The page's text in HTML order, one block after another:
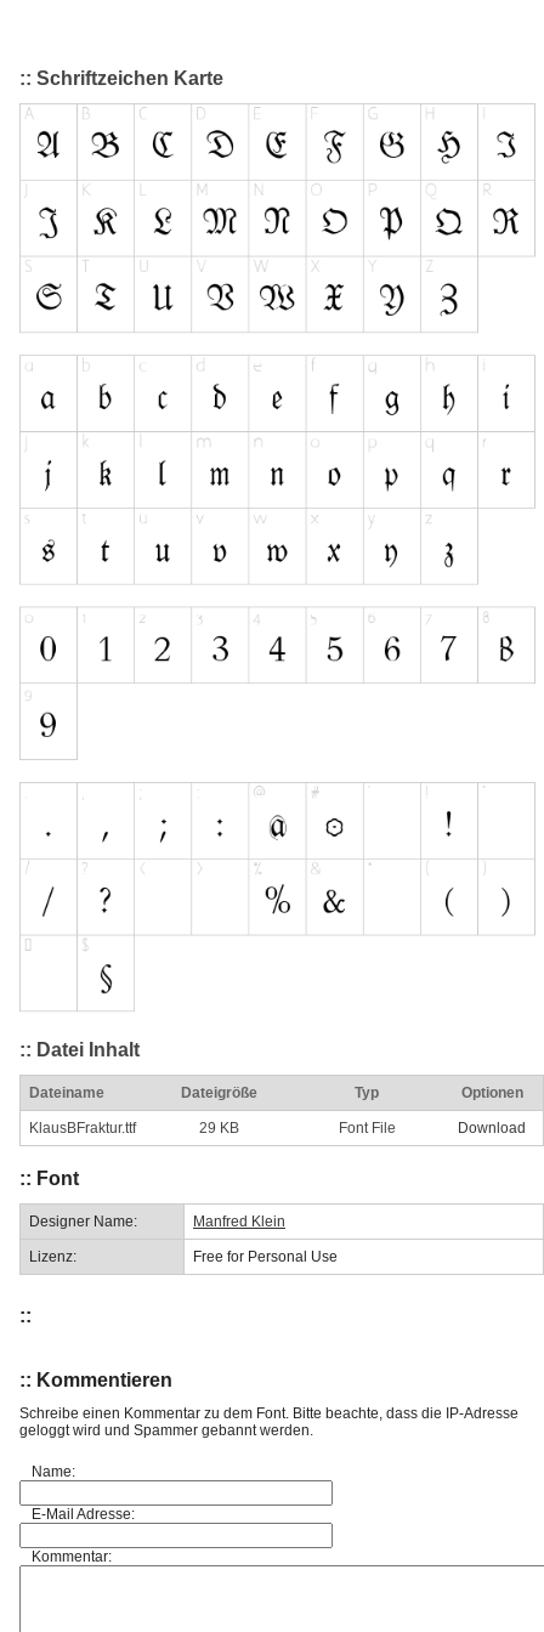
:: Schriftzeichen Karte
:: Datei Inhalt
Dateiname Dateigröße Typ Optionen
KlausBFraktur.ttf 29 KB Font File Download
:: Font
Designer Name: Manfred Klein
Lizenz: Free for Personal Use
::
:: Kommentieren
Schreibe einen Kommentar zu dem Font. Bitte beachte, dass die IP-Adresse
geloggt wird und Spammer gebannt werden.
Name:
E-Mail Adresse:
Kommentar: